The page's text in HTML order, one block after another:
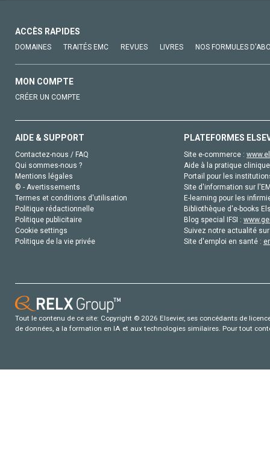
ACCÈS RAPIDES
DOMAINES TRAITÉS EMC REVUES LIVRES NOS FORMULES
MON COMPTE
CRÉER UN COMPTE
AIDE & SUPPORT
Contactez-nous / FAQ
Qui sommes-nous ?
Mentions légales
© - Avertissements
Termes et conditions d'utilisation
Politique rédactionnelle
Politique publicitaire
Cookie settings
Politique de la vie privée
PLATEFORMES
Site e-commerce :
Aide à la pratique
Portail pour les
Site d'information sur
E-learning pour les
Bibliothèque d'e-books
Blog special IFSI :
Suivez notre actualité
Site d'emploi en santé :
Tout le contenu de ce site: Copyright © 2026 Elsevier, ses concédants de
de données, a la formation en IA et aux technologies similaires. Pour tout